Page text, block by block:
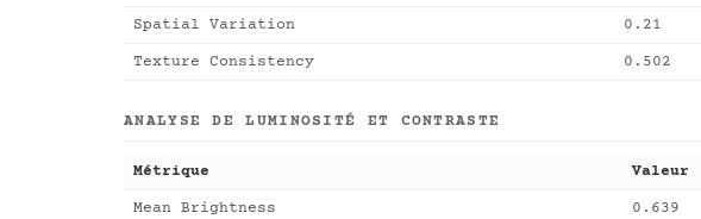
Spatial Variation 0.21
Texture Consistency 0.502
ANALYSE DE LUMINOSITÉ ET CONTRASTE
Métrique Valeur
Mean Brightness 0.639